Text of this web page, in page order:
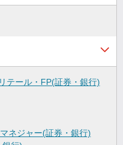
テール・FP(証券・銀行)
ネジャー(証券・銀行)